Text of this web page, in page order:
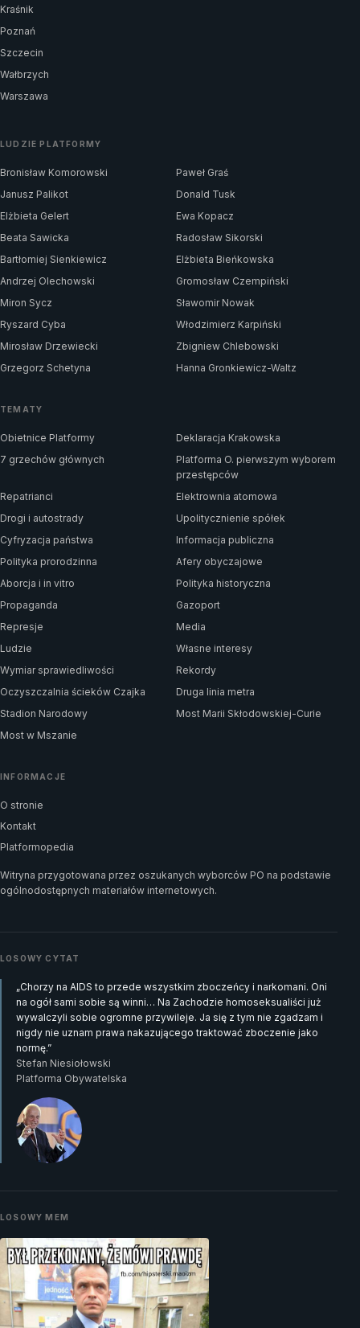
Kraśnik
Poznań
Szczecin
Wałbrzych
Warszawa
LUDZIE PLATFORMY
Bronisław Komorowski
Paweł Graś
Janusz Palikot
Donald Tusk
Elżbieta Gelert
Ewa Kopacz
Beata Sawicka
Radosław Sikorski
Bartłomiej Sienkiewicz
Elżbieta Bieńkowska
Andrzej Olechowski
Gromosław Czempiński
Miron Sycz
Sławomir Nowak
Ryszard Cyba
Włodzimierz Karpiński
Mirosław Drzewiecki
Zbigniew Chlebowski
Grzegorz Schetyna
Hanna Gronkiewicz-Waltz
TEMATY
Obietnice Platformy
Deklaracja Krakowska
7 grzechów głównych
Platforma O. pierwszym wyborem
przestępców
Repatrianci
Elektrownia atomowa
Drogi i autostrady
Upolitycznienie spółek
Cyfryzacja państwa
Informacja publiczna
Polityka prorodzinna
Afery obyczajowe
Aborcja i in vitro
Polityka historyczna
Propaganda
Gazoport
Represje
Media
Ludzie
Własne interesy
Wymiar sprawiedliwości
Rekordy
Oczyszczalnia ścieków Czajka
Druga linia metra
Stadion Narodowy
Most Marii Skłodowskiej-Curie
Most w Mszanie
INFORMACJE
O stronie
Kontakt
Platformopedia
Witryna przygotowana przez oszukanych wyborców PO na podstawie
ogólnodostępnych materiałów internetowych.
LOSOWY CYTAT
„Chorzy na AIDS to przede wszystkim zboczeńcy i narkomani. Oni
na ogół sami sobie są winni… Na Zachodzie homoseksualiści już
wywalczyli sobie ogromne przywileje. Ja się z tym nie zgadzam i
nigdy nie uznam prawa nakazującego traktować zboczenie jako
normę.”
Stefan Niesiołowski
Platforma Obywatelska
LOSOWY MEM